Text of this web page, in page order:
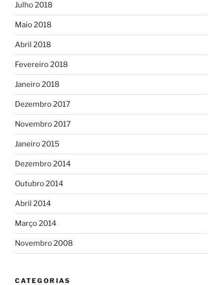
Julho 2018
Maio 2018
Abril 2018
Fevereiro 2018
Janeiro 2018
Dezembro 2017
Novembro 2017
Janeiro 2015
Dezembro 2014
Outubro 2014
Abril 2014
Março 2014
Novembro 2008
CATEGORIAS